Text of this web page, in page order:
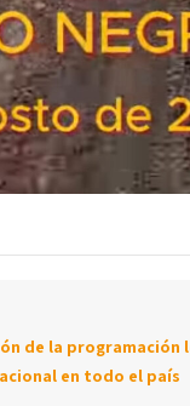
de la programación
en todo el país